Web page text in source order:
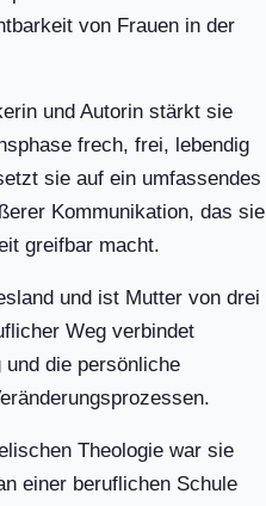
von Frauen in der
und Autorin stärkt sie
frech, frei, lebendig
sie auf ein umfassendes
Kommunikation, das sie
greifbar macht.
und ist Mutter von drei
Weg verbindet
die persönliche
Theologie war sie
einer beruflichen Schule